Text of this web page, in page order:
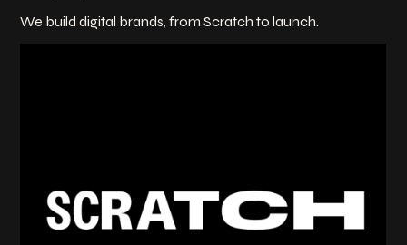
We build digital brands, from Scratch to launch.